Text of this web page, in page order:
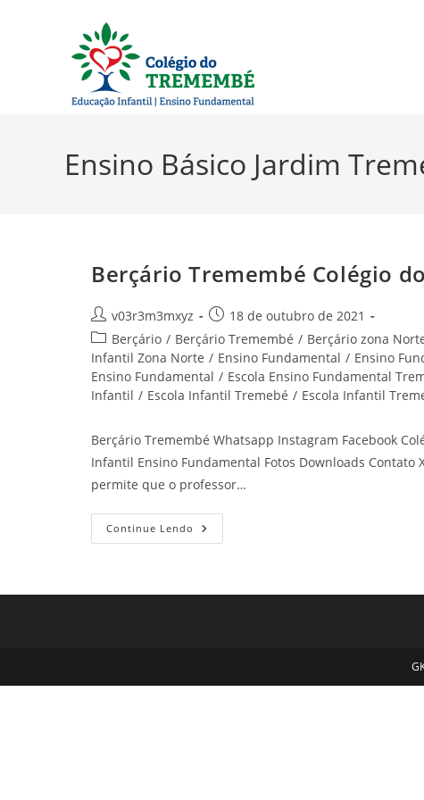
Ensino Básico Jardim
Berçário Tremembé Colégio
Autor
do
post:
v03r3m3mxyz
Post
publicado:
18 de outubro de 2021
Categoria
do
post:
Berçário / Berçário Tremembé / Berçário zona
Infantil Zona Norte / Ensino Fundamental / Ensino
Ensino Fundamental / Escola Ensino Fundamental
Infantil / Escola Infantil Tremebé / Escola Infantil
Berçário Tremembé Whatsapp Instagram Facebook
Infantil Ensino Fundamental Fotos Downloads
permite que o professor…
Continue Lendo Berçário
Tremembé
Petilândia